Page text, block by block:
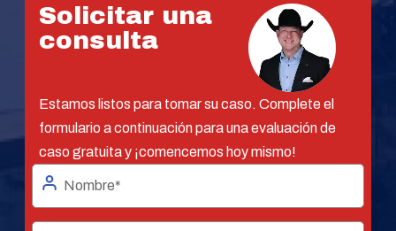
Solicitar una
consulta
Estamos listos para tomar su caso. Complete el
formulario a continuación para una evaluación de
caso gratuita y ¡comencemos hoy mismo!